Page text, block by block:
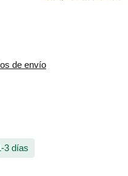
de envío
3 días